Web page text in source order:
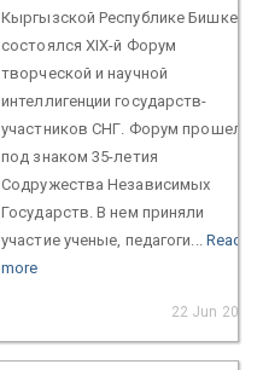
Кыргызской Республике Бишкеке
состоялся XIX-й Форум
творческой и научной
интеллигенции государств-
участников СНГ. Форум прошел
под знаком 35-летия
Содружества Независимых
Государств. В нем приняли
участие ученые, педагоги... Read
more
22 Jun 2026